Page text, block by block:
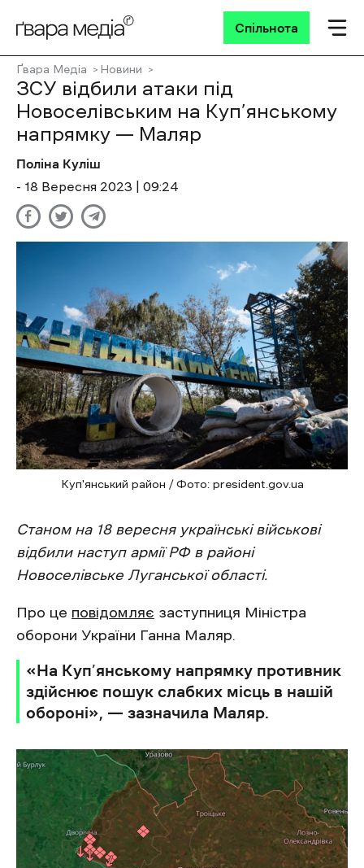
Спільнота
Ґвара Медіа Новини
ЗСУ відбили атаки під
Новоселівським на Куп’янському
напрямку — Маляр
Поліна Куліш
- 18 Вересня 2023 | 09:24
Куп'янський район / Фото: president.gov.ua
Станом на 18 вересня українські військові
відбили наступ армії РФ в районі
Новоселівське Луганської області.
Про це повідомляє заступниця Міністра
оборони України Ганна Маляр.
«На Куп’янському напрямку противник
здійснює пошук слабких місць в нашій
обороні», — зазначила Маляр.